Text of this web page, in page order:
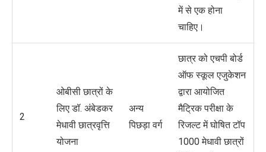
में से एक होना
चाहिए।
2
ओबीसी छात्रों के
लिए डॉ. अंबेडकर
मेधावी छात्रवृत्ति
योजना
अन्य
पिछड़ा वर्ग
छात्र को एचपी बोर्ड
ऑफ स्कूल एजुकेशन
द्वारा आयोजित
मैट्रिक परीक्षा के
रिजल्ट में घोषित टॉप
1000 मेधावी छात्रों